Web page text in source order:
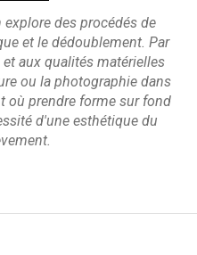
des procédés de
et le dédoublement. Par
aux qualités matérielles
ou la photographie dans
où prendre forme sur fond
d'une esthétique du